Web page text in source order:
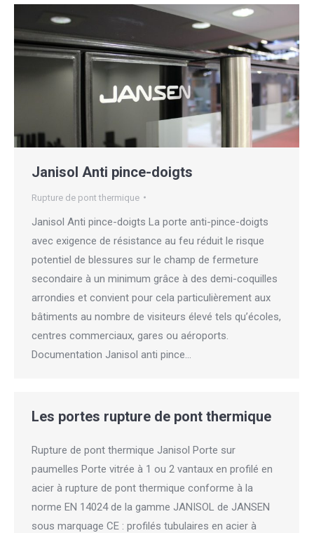
Janisol Anti pince-doigts
Rupture de pont thermique
Janisol Anti pince-doigts La porte anti-pince-doigts
avec exigence de résistance au feu réduit le risque
potentiel de blessures sur le champ de fermeture
secondaire à un minimum grâce à des demi-coquilles
arrondies et convient pour cela particulièrement aux
bâtiments au nombre de visiteurs élevé tels qu’écoles,
centres commerciaux, gares ou aéroports.
Documentation Janisol anti pince…
Les portes rupture de pont thermique
Rupture de pont thermique Janisol Porte sur
paumelles Porte vitrée à 1 ou 2 vantaux en profilé en
acier à rupture de pont thermique conforme à la
norme EN 14024 de la gamme JANISOL de JANSEN
sous marquage CE : profilés tubulaires en acier à